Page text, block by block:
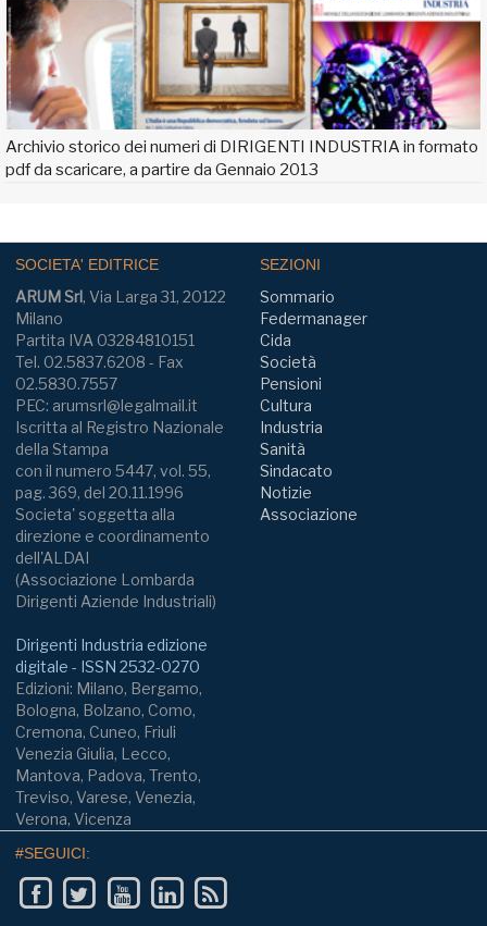
Archivio storico dei numeri di DIRIGENTI INDUSTRIA in formato
pdf da scaricare, a partire da Gennaio 2013
SOCIETA' EDITRICE
ARUM Srl, Via Larga 31, 20122
Milano
Partita IVA 03284810151
Tel. 02.5837.6208 - Fax
02.5830.7557
PEC: arumsrl@legalmail.it
Iscritta al Registro Nazionale
della Stampa
con il numero 5447, vol. 55,
pag. 369, del 20.11.1996
Societa' soggetta alla
direzione e coordinamento
dell'ALDAI
(Associazione Lombarda
Dirigenti Aziende Industriali)
Dirigenti Industria edizione
digitale - ISSN 2532-0270
Edizioni: Milano, Bergamo,
Bologna, Bolzano, Como,
Cremona, Cuneo, Friuli
Venezia Giulia, Lecco,
Mantova, Padova, Trento,
Treviso, Varese, Venezia,
Verona, Vicenza
SEZIONI
Sommario
Federmanager
Cida
Società
Pensioni
Cultura
Industria
Sanità
Sindacato
Notizie
Associazione
#SEGUICI: